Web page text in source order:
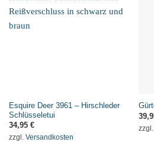
Esquire Deer 3961 – Hirschleder
Schlüsseletui
34,95 €
zzgl. Versandkosten
zzgl.